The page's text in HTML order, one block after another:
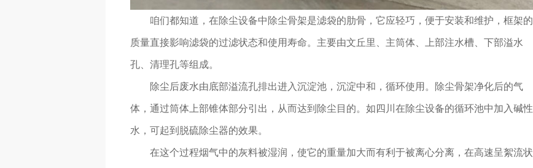
咱们都知道，在除尘设备中除尘骨架是滤袋的肋骨，它应轻巧，便于安装和维护，框架的
质量直接影响滤袋的过滤状态和使用寿命。主要由文丘里、主筒体、上部注水槽、下部溢水
孔、清理孔等组成。
除尘后废水由底部溢流孔排出进入沉淀池，沉淀中和，循环使用。除尘骨架净化后的气
体，通过筒体上部锥体部分引出，从而达到除尘目的。如四川在除尘设备的循环池中加入碱性
水，可起到脱硫除尘器的效果。
在这个过程烟气中的灰料被湿润，使它的重量加大而有利于被离心分离，在高速呈絮流状